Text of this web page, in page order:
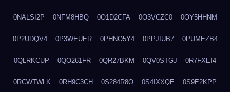
0NALSI2P 0NFM8HBQ 0O1D2CFA 0O3VCZC0 0OY5HHNM
0P2UDQV4 0P3WEUER 0PHNO5Y4 0PPJIUB7 0PUMEZB4
0QLRKCUP 0QO261FR 0QR27BKM 0QV0STGJ 0R7FXEI4
0RCWTWLK 0RH9C3CH 0S284R8O 0S4IXXQE 0S9E2KPP